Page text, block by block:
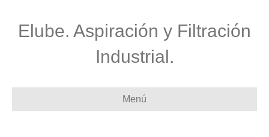
Elube. Aspiración y Filtración
Industrial.
Menú